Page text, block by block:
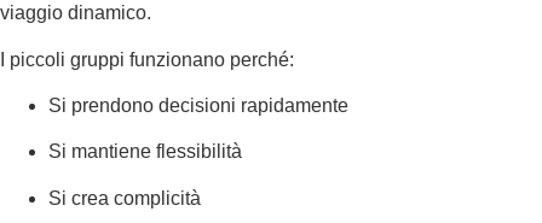
viaggio dinamico.
I piccoli gruppi funzionano perché:
Si prendono decisioni rapidamente
Si mantiene flessibilità
Si crea complicità